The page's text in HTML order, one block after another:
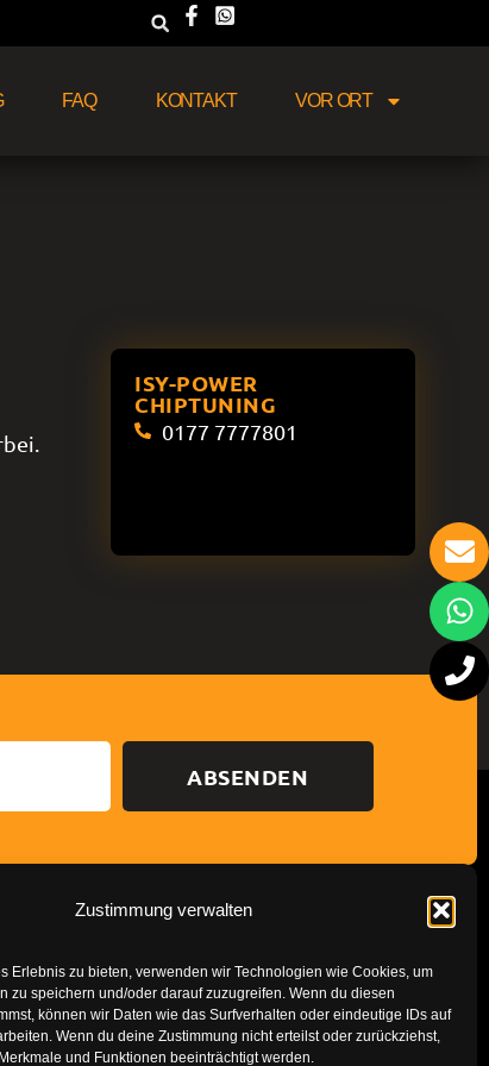
Zustimmung verwalten
Erlebnis zu bieten, verwenden wir Technologien wie Cookies, um
zu speichern und/oder darauf zuzugreifen. Wenn du diesen
können wir Daten wie das Surfverhalten oder eindeutige IDs auf
Wenn du deine Zustimmung nicht erteilst oder zurückziehst,
und Funktionen beeinträchtigt werden.
FAQ KONTAKT VOR ORT
ISY-POWER
CHIPTUNING
0177 7777801
ABSENDEN